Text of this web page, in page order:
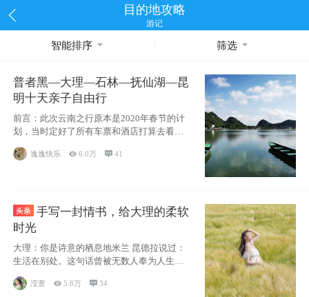
目的地攻略
游记
智能排序 筛选
普者黑—大理—石林—抚仙湖—昆
明十天亲子自由行
前言：此次云南之行原本是2020年春节的计
划，当时定好了所有车票和酒店打算去看红
嘴鸥，但是一场突如其来的
逸逸快乐 6.0万 41
手写一封情书，给大理的柔软
时光
大理：你是诗意的栖息地米兰 昆德拉说过：
生活在别处。这句话曾被无数人奉为人生信
滢萱  5.8万  34